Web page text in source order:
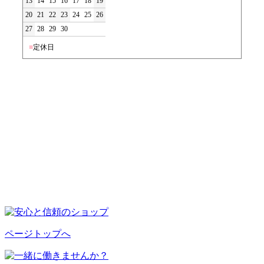
20 21 22 23 24 25 26
27 28 29 30
■定休日
ページトップへ